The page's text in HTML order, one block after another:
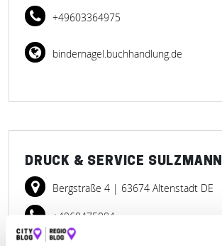
+49603364975
bindernagel.buchhandlung.de
DRUCK & SERVICE SULZMANN
Bergstraße 4 | 63674 Altenstadt DE
+4960475084